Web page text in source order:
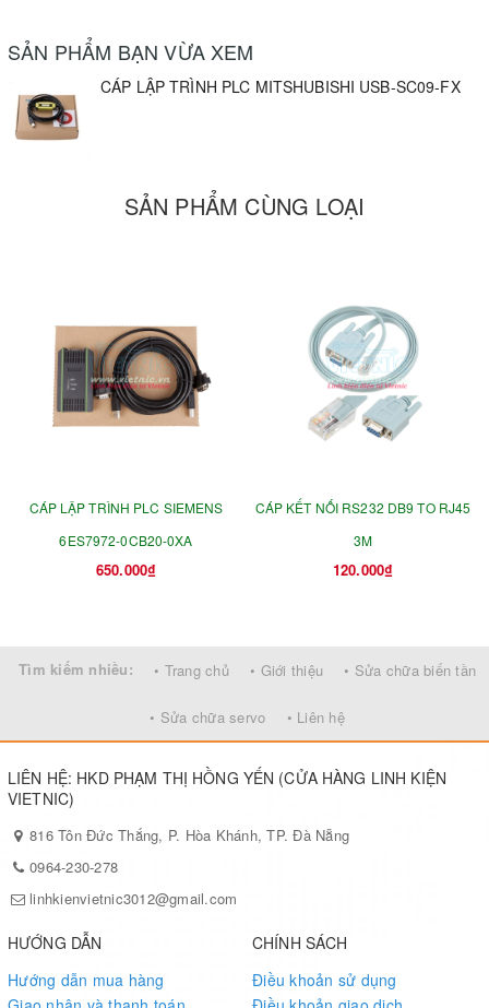
SẢN PHẨM BẠN VỪA XEM
CÁP LẬP TRÌNH PLC MITSHUBISHI USB-SC09-FX
SẢN PHẨM CÙNG LOẠI
CÁP LẬP TRÌNH PLC SIEMENS
6ES7972-0CB20-0XA
650.000₫
CÁP KẾT NỐI RS232 DB9 TO RJ45
3M
120.000₫
Tìm kiếm nhiều: • Trang chủ • Giới thiệu • Sửa chữa biến tần
• Sửa chữa servo • Liên hệ
LIÊN HỆ: HKD PHẠM THỊ HỒNG YẾN (CỬA HÀNG LINH KIỆN
VIETNIC)
816 Tôn Đức Thắng, P. Hòa Khánh, TP. Đà Nẵng
0964-230-278
linhkienvietnic3012@gmail.com
HƯỚNG DẪN
Hướng dẫn mua hàng
CHÍNH SÁCH
Điều khoản sử dụng